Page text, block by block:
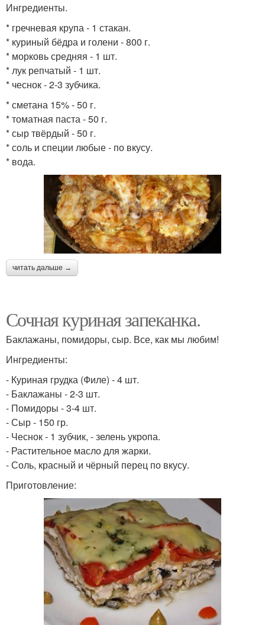
Ингредиенты.
* гречневая крупа - 1 стакан.
* куриный бёдра и голени - 800 г.
* морковь средняя - 1 шт.
* лук репчатый - 1 шт.
* чеснок - 2-3 зубчика.
* сметана 15% - 50 г.
* томатная паста - 50 г.
* сыр твёрдый - 50 г.
* соль и специи любые - по вкусу.
* вода.
читать дальше →
Сочная куриная запеканка.
Баклажаны, помидоры, сыр. Все, как мы любим!
Ингредиенты:
- Куриная грудка (Филе) - 4 шт.
- Баклажаны - 2-3 шт.
- Помидоры - 3-4 шт.
- Сыр - 150 гр.
- Чеснок - 1 зубчик, - зелень укропа.
- Растительное масло для жарки.
- Соль, красный и чёрный перец по вкусу.
Приготовление: